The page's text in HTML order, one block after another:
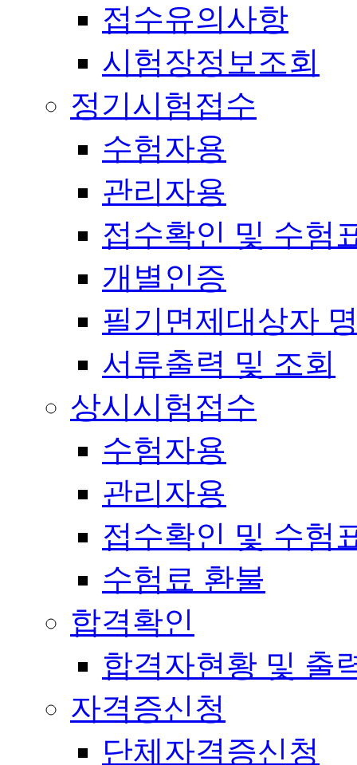
접수유의사항
시험장정보조회
정기시험접수
수험자용
관리자용
접수확인 및 수험
개별인증
필기면제대상자
서류출력 및 조회
상시시험접수
수험자용
관리자용
접수확인 및 수험
수험료 환불
합격확인
합격자현황 및 출
자격증신청
단체자격증신청